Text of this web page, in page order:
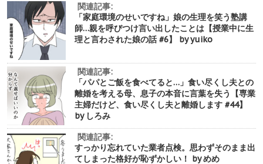
関連記事:
「家庭環境のせいですね」娘の生理を笑う塾講
師…親を呼びつけ言い出したことは【授業中に生
理と言わされた娘の話 #6】 by yuiko
関連記事:
「パパとご飯を食べてると…」食い尽くし夫との
離婚を考える母、息子の本音に言葉を失う【専業
主婦だけど、食い尽くし夫と離婚します #44】
by しろみ
関連記事:
すっかり忘れていた業者点検。思わずそのまま出
てしまった格好が恥ずかしい！ by めめ